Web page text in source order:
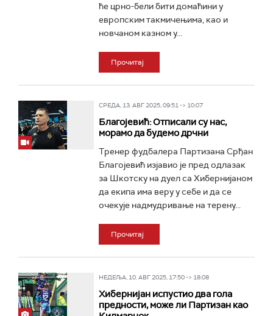
ће црно-бели бити домаћини у
европским такмичењима, као и
новчаном казном у...
Прочитај
СРЕДА, 13. АВГ 2025, 09:51 -> 10:07
Благојевић: Отписали су нас,
морамо да будемо дрчни
Тренер фудбалера Партизана Срђан
Благојевић изјавио је пред одлазак
за Шкотску на дуел са Хибернијаном
да екипа има веру у себе и да се
очекује надмудривање на терену...
Прочитај
НЕДЕЉА, 10. АВГ 2025, 17:50 -> 18:08
Хибернијан испустио два гола
предности, може ли Партизан као